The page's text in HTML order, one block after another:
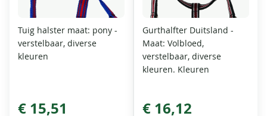
Tuig halster maat: pony -
verstelbaar, diverse
kleuren
€ 15,51
Gurthalfter Duitsland -
Maat: Volbloed,
verstelbaar, diverse
kleuren. Kleuren
€ 16,12